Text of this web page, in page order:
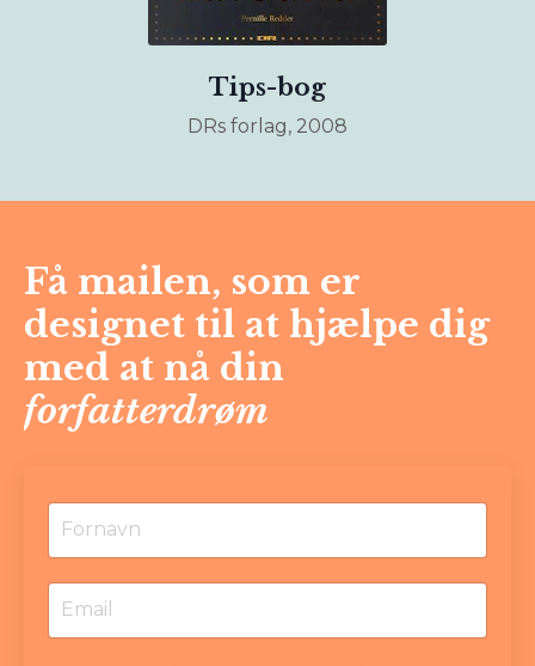
Tips-bog
DRs forlag, 2008
Få mailen, som er
designet til at hjælpe dig
med at nå din
forfatterdrøm